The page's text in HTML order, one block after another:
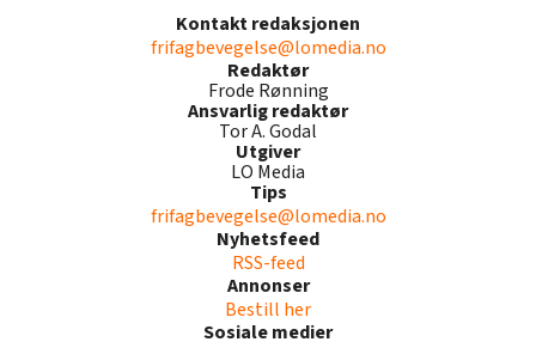
Kontakt redaksjonen
frifagbevegelse@lomedia.no
Redaktør
Frode Rønning
Ansvarlig redaktør
Tor A. Godal
Utgiver
LO Media
Tips
frifagbevegelse@lomedia.no
Nyhetsfeed
RSS-feed
Annonser
Bestill her
Sosiale medier